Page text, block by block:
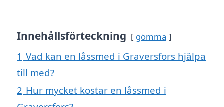
Innehållsförteckning gömma
1 Vad kan en låssmed i Graversfors hjälpa
till med?
2 Hur mycket kostar en låssmed i